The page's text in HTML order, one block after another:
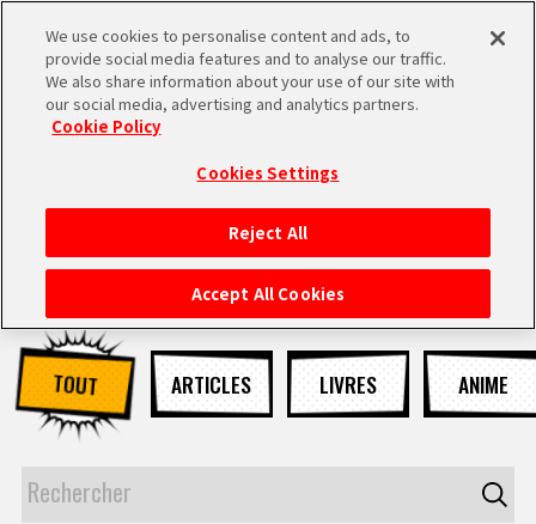
MEN
ACCUEIL
NEWS
À NE PAS MANQUER
VIDÉOS
NEWS
TOUT ARTICLES LIVRES ANIME
We use cookies to personalise content and ads, to
provide social media features and to analyse our traffic.
We also share information about your use of our site with
our social media, advertising and analytics partners.
Cookie Policy
Cookies Settings
Reject All
Accept All Cookies